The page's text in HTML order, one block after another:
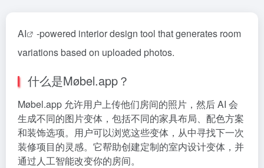
AI
-powered interior design tool that generates room
variations based on uploaded photos.
什么是Møbel.app？
Møbel.app 允许用户上传他们房间的照片，然后 AI 会
生成不同的图片变体，包括不同的家具布局、配色方案
和装饰选项。用户可以浏览这些变体，从中寻找下一次
装修项目的灵感。它帮助创建定制的室内设计变体，并
通过人工智能改变你的房间。